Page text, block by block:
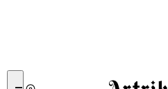
Artribune